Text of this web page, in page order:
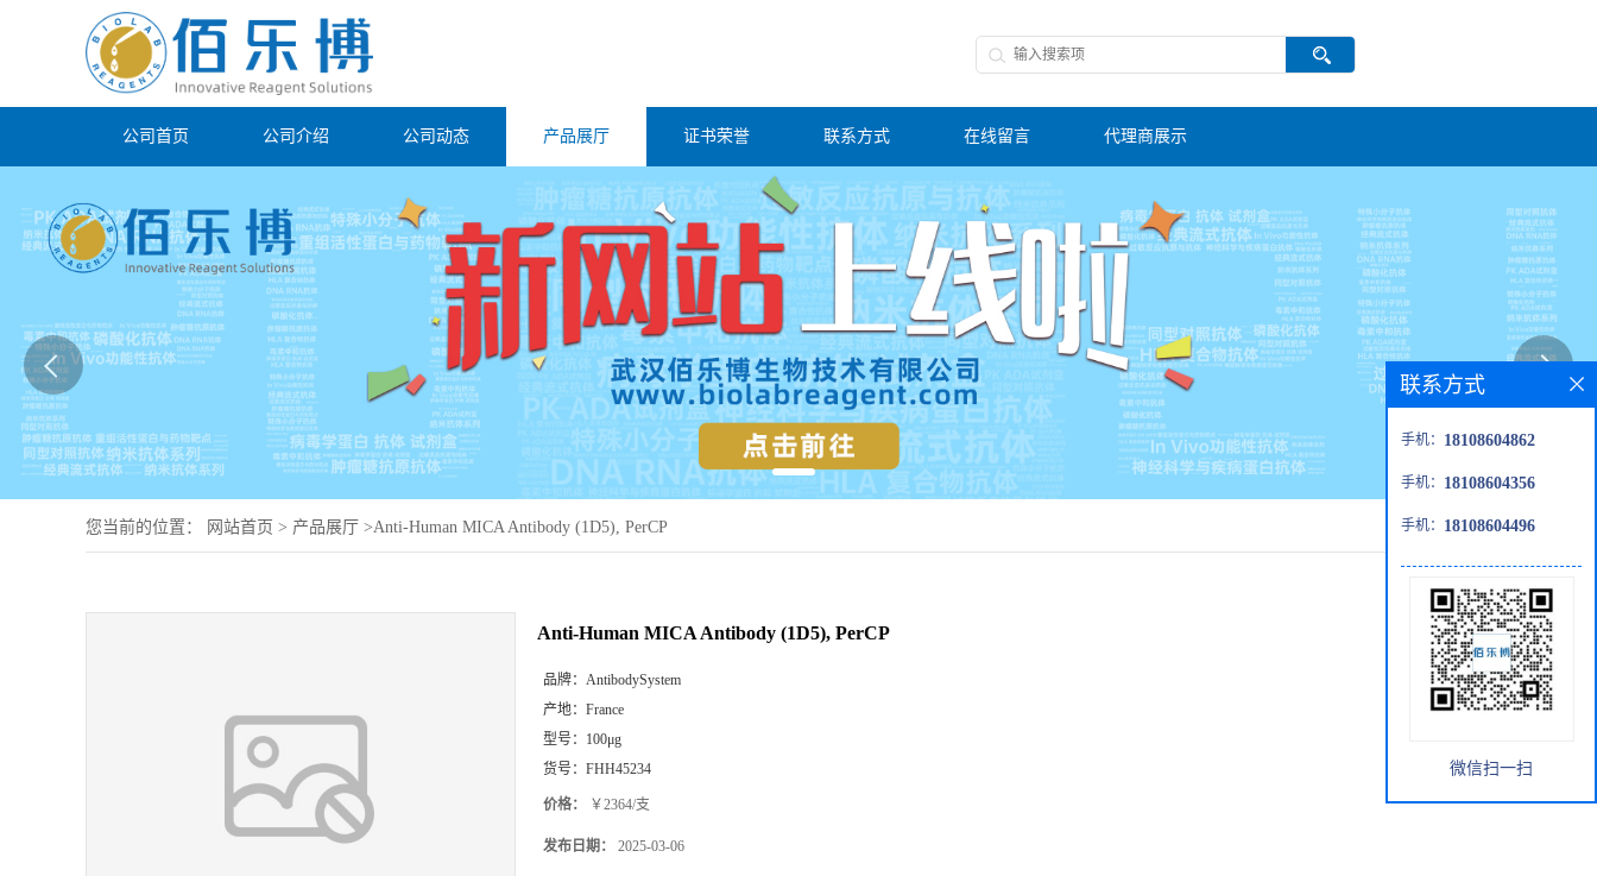
公司首页 公司介绍 公司动态 产品展厅 证书荣誉 联系方式 在线留言 代理商展示
您当前的位置： 网站首页 > 产品展厅 >Anti-Human MICA Antibody (1D5), PerCP
Anti-Human MICA Antibody (1D5), PerCP
品牌： AntibodySystem
产地： France
型号： 100μg
货号： FHH45234
价格： ￥2364/支
发布日期： 2025-03-06
联系方式
手机： 18108604862
手机： 18108604356
手机： 18108604496
微信扫一扫